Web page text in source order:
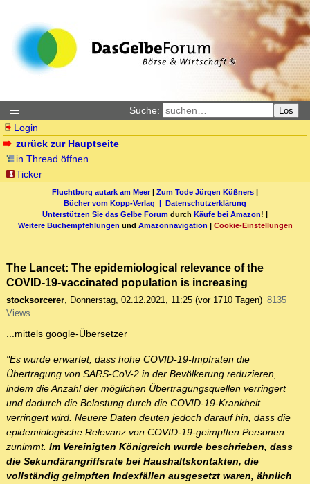
Suche: Los
Login
zurück zur Hauptseite
in Thread öffnen
Ticker
Fluchtburg autark am Meer| Zum Tode Jürgen Küßners |
Bücher vom Kopp-Verlag | Datenschutzerklärung
Unterstützen Sie das Gelbe Forum durch Käufe bei Amazon! |
Weitere Buchempfehlungen und Amazonnavigation | Cookie-Einstellungen
The Lancet: The epidemiological relevance of the
COVID-19-vaccinated population is increasing
stocksorcerer, Donnerstag, 02.12.2021, 11:25 (vor 1710 Tagen) 8135
Views
...mittels google-Übersetzer
"Es wurde erwartet, dass hohe COVID-19-Impfraten die
Übertragung von SARS-CoV-2 in der Bevölkerung reduzieren,
indem die Anzahl der möglichen Übertragungsquellen verringert
und dadurch die Belastung durch die COVID-19-Krankheit
verringert wird. Neuere Daten deuten jedoch darauf hin, dass die
epidemiologische Relevanz von COVID-19-geimpften Personen
zunimmt. Im Vereinigten Königreich wurde beschrieben, dass
die Sekundärangriffsrate bei Haushaltskontakten, die
vollständig geimpften Indexfällen ausgesetzt waren, ähnlich